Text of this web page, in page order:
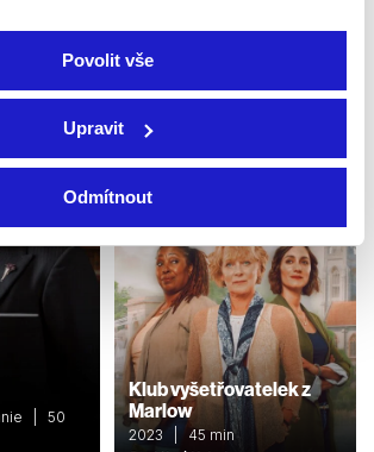
Povolit vše
Upravit
Odmítnout
služba
2003 | USA | 44 min
| 50
Klub vyšetřovatelek z
Marlow
2023 | 45 min